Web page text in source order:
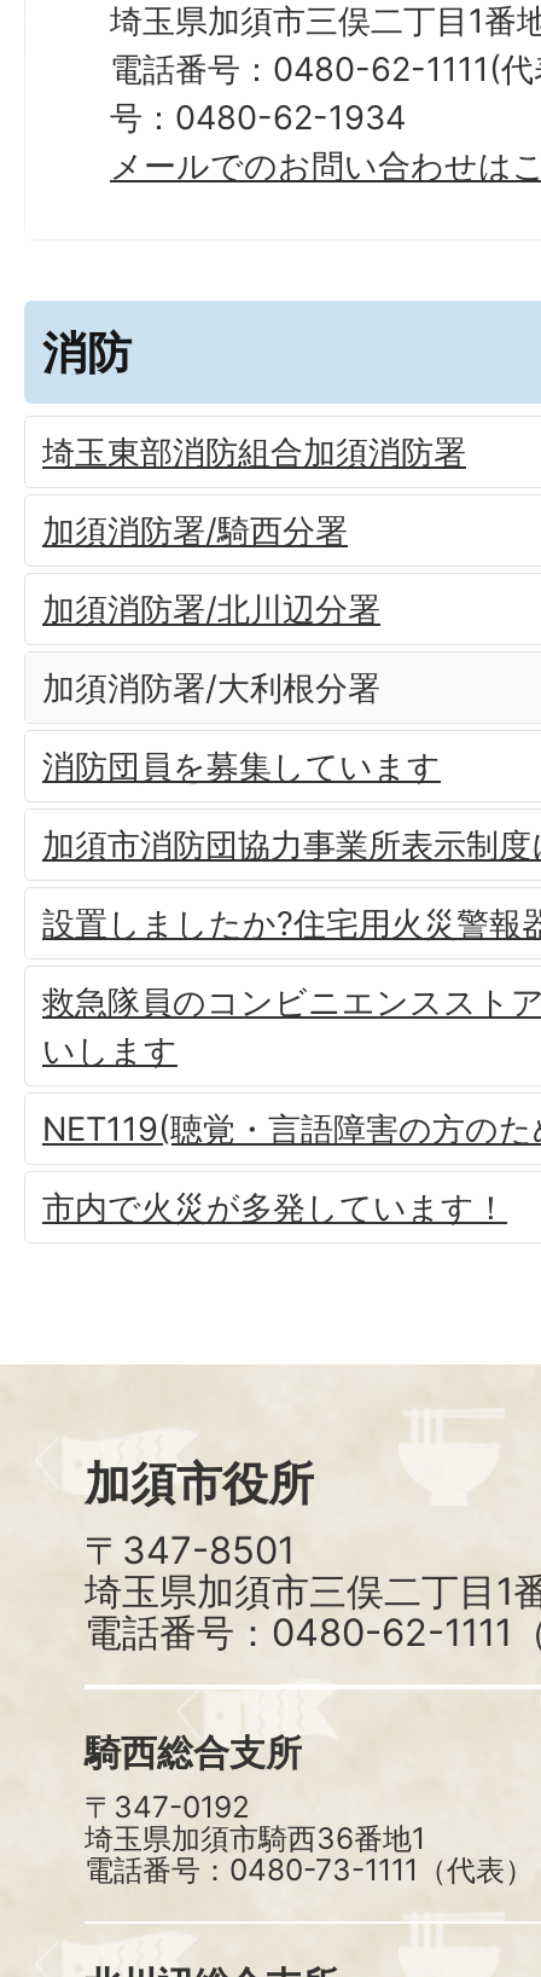
埼玉県加須市三俣二丁目1番
電話番号：0480-62-1111(
号：0480-62-1934
メールでのお問い合わせは
消防
埼玉東部消防組合加須消防署
加須消防署/騎西分署
加須消防署/北川辺分署
加須消防署/大利根分署
消防団員を募集しています
加須市消防団協力事業所表示制
設置しましたか?住宅用火災警報
救急隊員のコンビニエンススト
いします
NET119(聴覚・言語障害の方の
市内で火災が多発しています！
加須市役所
〒347-8501
埼玉県加須市三俣二丁目1
電話番号：0480-62-1111
騎西総合支所
〒347-0192
埼玉県加須市騎西36番地1
電話番号：0480-73-1111（代表）